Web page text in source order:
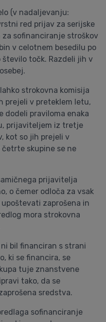
(v nadaljevanju:
red prijav za serijske
sofinanciranje stroškov
v celotnem besedilu po
točk. Razdeli jih v
strokovna komisija
prejeli v preteklem letu,
dodeli praviloma enaka
prijaviteljem iz tretje
kot so jih prejeli v
skupine se ne
prijavitelja
o čemer odloča za vsak
zaprošena in
mora strokovna
bil financiran s strani
ki se financira, se
tuje znanstvene
tako, da se
sredstva.
sofinanciranje